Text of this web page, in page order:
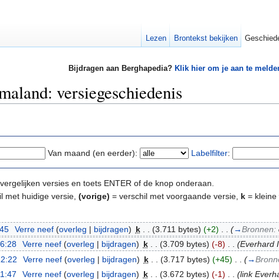
Bijdragen aan Berghapedia? Klik hier om je aan te
versiegeschiedenis
Van maand (en eerder): Labelfilter:
versies en toets ENTER of de knop onderaan.
met huidige versie, (vorige) = verschil met voorgaande versie, k = kleine
Verre neef (overleg | bijdragen) k (3.711 bytes) (+2) (→Bronnen:
Verre neef (overleg | bijdragen) k . . (3.709 bytes) (-8) . . (Everhard
Verre neef (overleg | bijdragen) k (3.717 bytes) (+45) (→
Verre neef (overleg | bijdragen) k (3.672 bytes) (-1)
(link
Lezen Brontekst bekijken